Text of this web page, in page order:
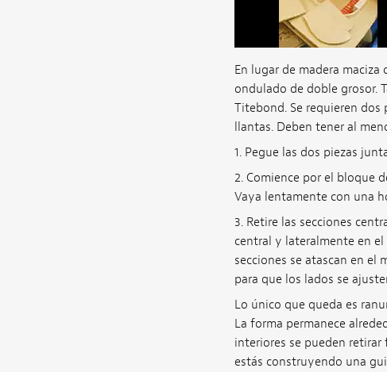
En lugar de madera
ondulado de doble grosor.
Titebond. Se requieren
llantas. Deben tener al
1. Pegue las dos piezas
2. Comience por el bloque
Vaya lentamente con una
3. Retire las secciones
central y lateralmente en el
secciones se atascan en el
para que los lados se
Lo único que queda es
La forma permanece
interiores se pueden
estás construyendo una